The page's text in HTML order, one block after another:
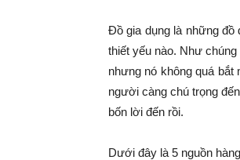
Đồ gia dụng là những đồ
thiết yếu nào. Như
nhưng nó không quá bắt
người càng chú trọng
bốn lời đến rồi.
Dưới đây là 5 nguồn